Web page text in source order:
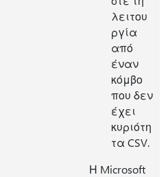
λειτου
ργία
από
έναν
κόμβο
που δεν
έχει
κυριότη
τα CSV.
Η Microsoft